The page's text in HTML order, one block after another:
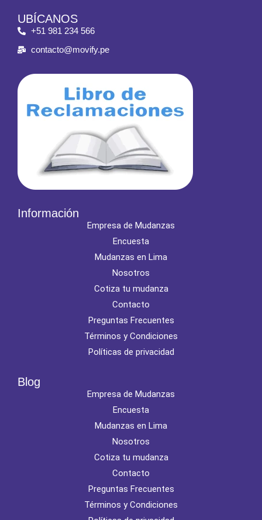
UBÍCANOS
+51 981 234 566
contacto@movify.pe
Información
Empresa de Mudanzas
Encuesta
Mudanzas en Lima
Nosotros
Cotiza tu mudanza
Contacto
Preguntas Frecuentes
Términos y Condiciones
Políticas de privacidad
Blog
Empresa de Mudanzas
Encuesta
Mudanzas en Lima
Nosotros
Cotiza tu mudanza
Contacto
Preguntas Frecuentes
Términos y Condiciones